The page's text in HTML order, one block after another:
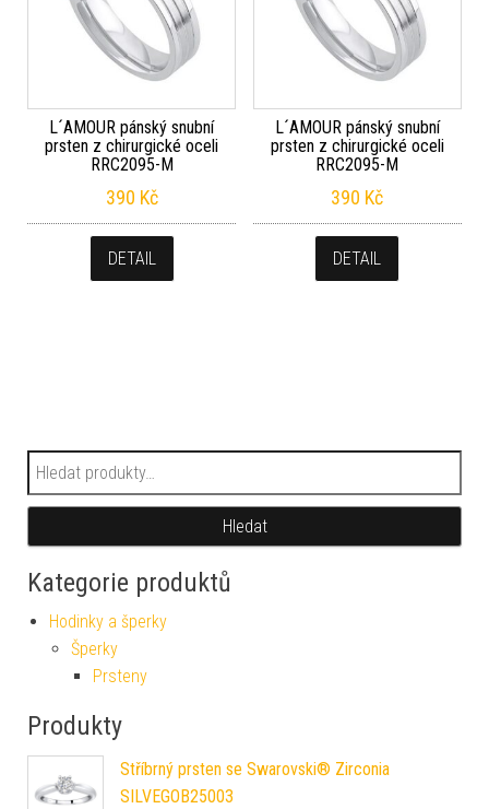
L´AMOUR pánský snubní
prsten z chirurgické oceli
RRC2095-M
390 Kč
DETAIL
L´AMOUR pánský snubní
prsten z chirurgické oceli
RRC2095-M
390 Kč
DETAIL
Hledat:
Hledat
Kategorie produktů
Hodinky a šperky
Šperky
Prsteny
Produkty
Stříbrný prsten se Swarovski® Zirconia
SILVEGOB25003